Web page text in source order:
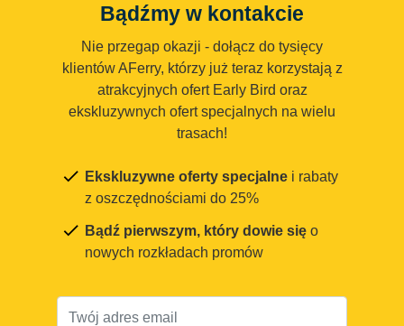
Bądźmy w kontakcie
Nie przegap okazji - dołącz do tysięcy
klientów AFerry, którzy już teraz korzystają z
atrakcyjnych ofert Early Bird oraz
ekskluzywnych ofert specjalnych na wielu
trasach!
Ekskluzywne oferty specjalne i rabaty
z oszczędnościami do 25%
Bądź pierwszym, który dowie się o
nowych rozkładach promów